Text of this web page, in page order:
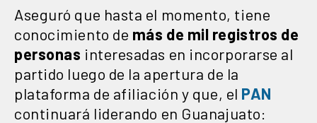
Aseguró que hasta el momento, tiene
conocimiento de más de mil registros de
personas interesadas en incorporarse al
partido luego de la apertura de la
plataforma de afiliación y que, el PAN
continuará liderando en Guanajuato: